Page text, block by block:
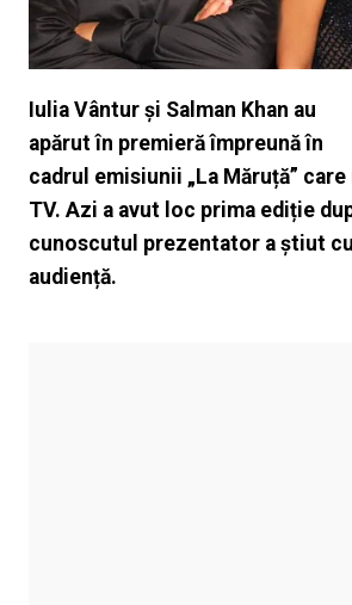
Iulia Vântur şi Salman Khan au
apărut în premieră împreună în
cadrul emisiunii „La Măruță”
TV. Azi a avut loc prima ediție
cunoscutul prezentator a știut
audiență.